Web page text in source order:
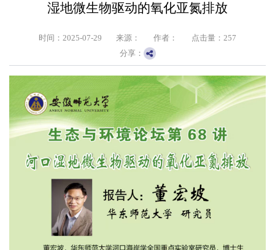
湿地微生物驱动的氧化亚氮排放
时间：2025-07-29 来源： 作者： 点击量： 257
分享：